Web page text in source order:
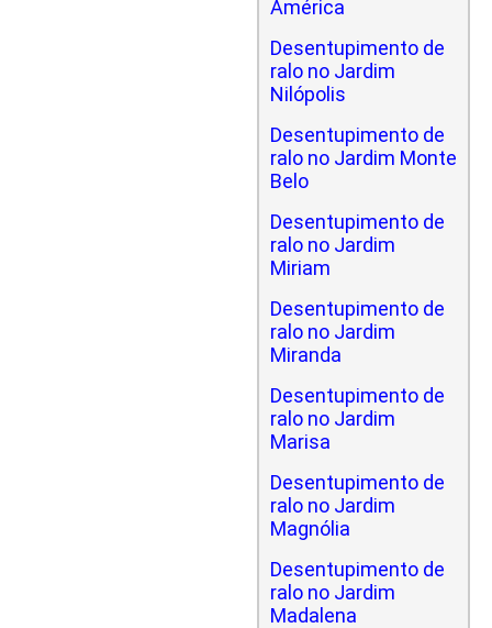
América
Desentupimento de
ralo no Jardim
Nilópolis
Desentupimento de
ralo no Jardim Monte
Belo
Desentupimento de
ralo no Jardim
Miriam
Desentupimento de
ralo no Jardim
Miranda
Desentupimento de
ralo no Jardim
Marisa
Desentupimento de
ralo no Jardim
Magnólia
Desentupimento de
ralo no Jardim
Madalena